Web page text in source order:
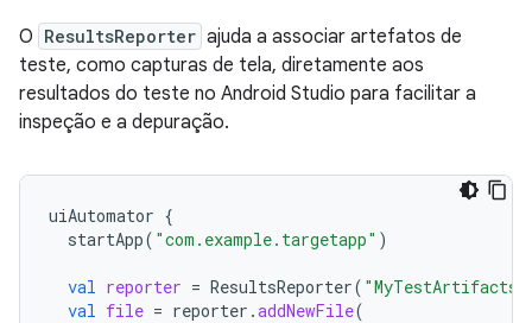
O ResultsReporter ajuda a associar artefatos de
teste, como capturas de tela, diretamente aos
resultados do teste no Android Studio para facilitar a
inspeção e a depuração.
uiAutomator {
startApp( "com.example.targetapp" )
val reporter = ResultsReporter( "MyTestArtifacts"
val file = reporter .addNewFile(